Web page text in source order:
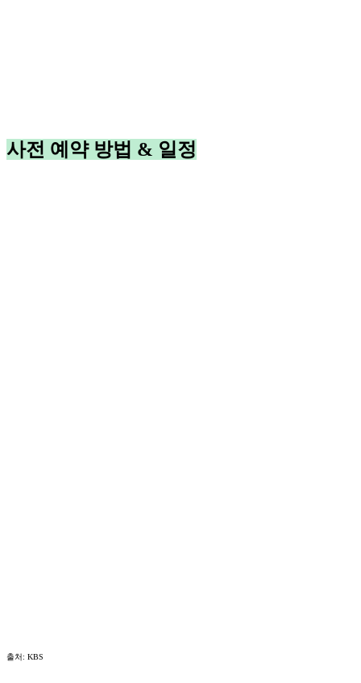
사전 예약 방법 & 일정
출처: KBS